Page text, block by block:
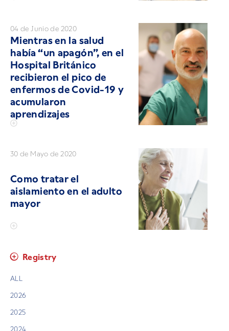
04 de Junio de 2020
Mientras en la salud
había “un apagón”, en el
Hospital Británico
recibieron el pico de
enfermos de Covid-19 y
acumularon
aprendizajes
30 de Mayo de 2020
Como tratar el
aislamiento en el adulto
mayor
Registry
ALL
2026
2025
2024